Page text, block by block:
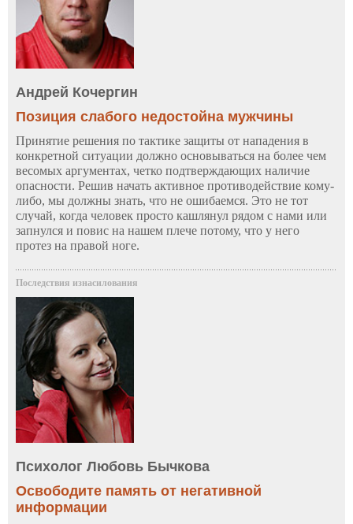
Андрей Кочергин
Позиция слабого недостойна мужчины
Принятие решения по тактике защиты от нападения в
конкретной ситуации должно основываться на более чем
весомых аргументах, четко подтверждающих наличие
опасности. Решив начать активное противодействие кому-
либо, мы должны знать, что не ошибаемся. Это не тот
случай, когда человек просто кашлянул рядом с нами или
запнулся и повис на нашем плече потому, что у него
протез на правой ноге.
Последствия изнасилования
Психолог Любовь Бычкова
Освободите память от негативной
информации